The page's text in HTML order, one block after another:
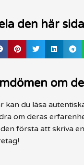
den här
om
kan du läsa
om deras
den första att skriva